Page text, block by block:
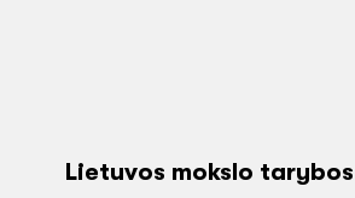
Lietuvos mokslo